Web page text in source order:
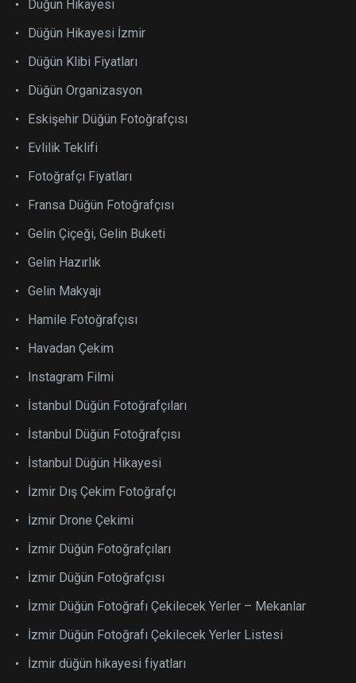
Düğün Hikayesi
Düğün Hikayesi İzmir
Düğün Klibi Fiyatları
Düğün Organizasyon
Eskişehir Düğün Fotoğrafçısı
Evlilik Teklifi
Fotoğrafçı Fiyatları
Fransa Düğün Fotoğrafçısı
Gelin Çiçeği, Gelin Buketi
Gelin Hazırlık
Gelin Makyajı
Hamile Fotoğrafçısı
Havadan Çekim
Instagram Filmi
İstanbul Düğün Fotoğrafçıları
İstanbul Düğün Fotoğrafçısı
İstanbul Düğün Hikayesi
İzmir Dış Çekim Fotoğrafçı
İzmir Drone Çekimi
İzmir Düğün Fotoğrafçıları
İzmir Düğün Fotoğrafçısı
İzmir Düğün Fotoğrafı Çekilecek Yerler – Mekanlar
İzmir Düğün Fotoğrafı Çekilecek Yerler Listesi
İzmir düğün hikayesi fiyatları